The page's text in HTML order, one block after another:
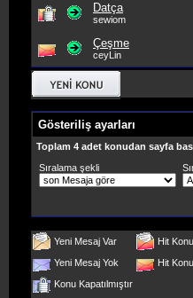
Datça
sewiom
Çeşme
ceyLin
Gösteriliş ayarları
Toplam 4 adet konudan sayfa
Sıralama şekli
Yeni Mesaj Var
Hit
Yeni Mesaj Yok
Hit
Konu Kapatılmıştır